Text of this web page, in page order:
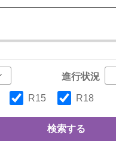
進行状況
R15 R18
検索する